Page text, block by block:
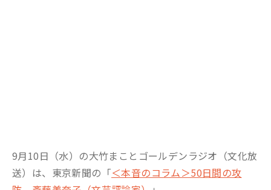
9月10日（水）の大竹まことゴールデンラジオ（文化放
送）は、東京新聞の「＜本音のコラム＞50日間の攻